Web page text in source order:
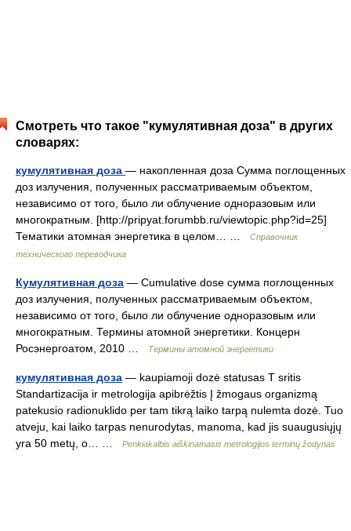
Смотреть что такое "кумулятивная доза" в других
словарях:
кумулятивная доза — накопленная доза Сумма поглощенных
доз излучения, полученных рассматриваемым объектом,
независимо от того, было ли облучение одноразовым или
многократным. [http://pripyat.forumbb.ru/viewtopic.php?id=25]
Тематики атомная энергетика в целом… …
Справочник
технического переводчика
Кумулятивная доза — Cumulative dose сумма поглощенных
доз излучения, полученных рассматриваемым объектом,
независимо от того, было ли облучение одноразовым или
многократным. Термины атомной энергетики. Концерн
Росэнергоатом, 2010 …
Термины атомной энергетики
кумулятивная доза — kaupiamoji dozė statusas T sritis
Standartizacija ir metrologija apibrėžtis Į žmogaus organizmą
patekusio radionuklido per tam tikrą laiko tarpą nulemta dozė. Tuo
atveju, kai laiko tarpas nenurodytas, manoma, kad jis suaugusiųjų
yra 50 metų, o… …
Penkiakalbis aiškinamasis metrologijos terminų žodynas